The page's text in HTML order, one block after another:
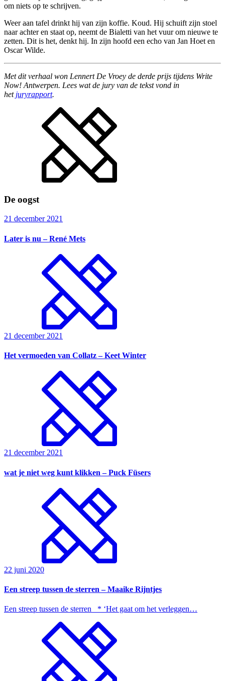
om niets op te schrijven.
Weer aan tafel drinkt hij van zijn koffie. Koud. Hij schuift zijn stoel
naar achter en staat op, neemt de Bialetti van het vuur om nieuwe te
zetten. Dit is het, denkt hij. In zijn hoofd een echo van Jan Hoet en
Oscar Wilde.
Met dit verhaal won Lennert De Vroey de derde prijs tijdens Write
Now! Antwerpen. Lees wat de jury van de tekst vond in
het juryrapport.
De oogst
21 december 2021
Later is nu – René Mets
21 december 2021
Het vermoeden van Collatz – Keet Winter
21 december 2021
wat je niet weg kunt klikken – Puck Füsers
22 juni 2020
Een streep tussen de sterren – Maaike Rijntjes
Een streep tussen de sterren * ‘Het gaat om het verleggen…